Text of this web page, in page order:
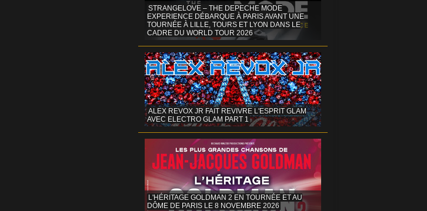
STRANGELOVE – THE DEPECHE MODE
EXPERIENCE DÉBARQUE À PARIS AVANT UNE
TOURNÉE À LILLE, TOURS ET LYON DANS LE
CADRE DU WORLD TOUR 2026
ALEX REVOX JR FAIT REVIVRE L'ESPRIT GLAM
AVEC ELECTRO GLAM PART 1
L'HÉRITAGE GOLDMAN 2 EN TOURNÉE ET AU
DÔME DE PARIS LE 8 NOVEMBRE 2026